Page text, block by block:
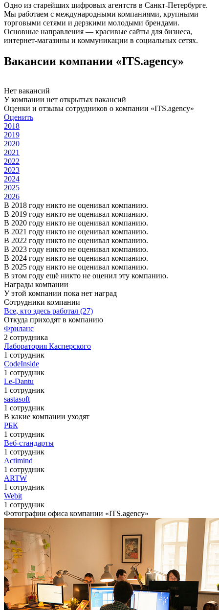
Одно из старейших цифровых агентств в Санкт-Петербурге.
Мы работаем с международными компаниями, крупными
торговыми сетями и дерзкими молодыми брендами.
Основные направления — красивые сайты для бизнеса,
интернет-магазины и коммуникации в социальных сетях.
Вакансии компании «ITS.agency»
Нет вакансий
У компании нет открытых вакансий
Оценки и отзывы сотрудников о компании «ITS.agency»
Оценить
2018
2019
2020
2021
2022
2023
2024
2025
2026
В 2018 году никто не оценивал компанию.
В 2019 году никто не оценивал компанию.
В 2020 году никто не оценивал компанию.
В 2021 году никто не оценивал компанию.
В 2022 году никто не оценивал компанию.
В 2023 году никто не оценивал компанию.
В 2024 году никто не оценивал компанию.
В 2025 году никто не оценивал компанию.
В этом году ещё никто не оценил эту компанию.
Награды компании
У этой компании пока нет наград
Сотрудники компании
Все, кто здесь работал (27)
Откуда приходят в компанию
Фриланс
2 сотрудника
Лаборатория Касперского
1 сотрудник
CodeInside
1 сотрудник
Le-Dantu
1 сотрудник
sastasoft
1 сотрудник
В какие компании уходят
РБК
1 сотрудник
Веб-стандарты
1 сотрудник
Actimind
1 сотрудник
ARTW
1 сотрудник
Webit
1 сотрудник
Фотографии офиса компании «ITS.agency»